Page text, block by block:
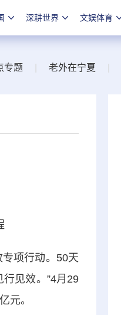
深耕世界 文娱体育
专题 老外在宁夏
项行动。50天
见效。”4月29
元。